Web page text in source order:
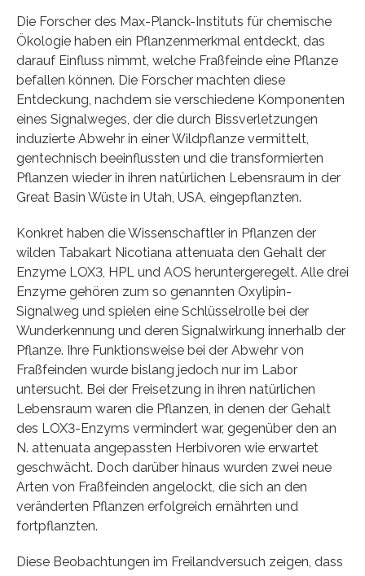
Die Forscher des Max-Planck-Instituts für chemische
Ökologie haben ein Pflanzenmerkmal entdeckt, das
darauf Einfluss nimmt, welche Fraßfeinde eine Pflanze
befallen können. Die Forscher machten diese
Entdeckung, nachdem sie verschiedene Komponenten
eines Signalweges, der die durch Bissverletzungen
induzierte Abwehr in einer Wildpflanze vermittelt,
gentechnisch beeinflussten und die transformierten
Pflanzen wieder in ihren natürlichen Lebensraum in der
Great Basin Wüste in Utah, USA, eingepflanzten.
Konkret haben die Wissenschaftler in Pflanzen der
wilden Tabakart Nicotiana attenuata den Gehalt der
Enzyme LOX3, HPL und AOS heruntergeregelt. Alle drei
Enzyme gehören zum so genannten Oxylipin-
Signalweg und spielen eine Schlüsselrolle bei der
Wunderkennung und deren Signalwirkung innerhalb der
Pflanze. Ihre Funktionsweise bei der Abwehr von
Fraßfeinden wurde bislang jedoch nur im Labor
untersucht. Bei der Freisetzung in ihren natürlichen
Lebensraum waren die Pflanzen, in denen der Gehalt
des LOX3-Enzyms vermindert war, gegenüber den an
N. attenuata angepassten Herbivoren wie erwartet
geschwächt. Doch darüber hinaus wurden zwei neue
Arten von Fraßfeinden angelockt, die sich an den
veränderten Pflanzen erfolgreich ernährten und
fortpflanzten.
Diese Beobachtungen im Freilandversuch zeigen, dass